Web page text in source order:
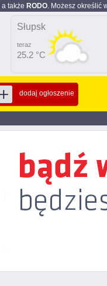
a także RODO. Możesz określić
Słupsk
teraz
25.2 °C
dodaj ogłoszenie